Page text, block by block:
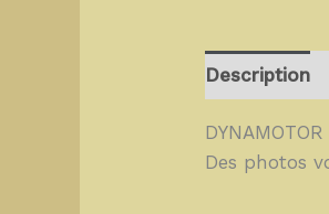
Description
Des photos